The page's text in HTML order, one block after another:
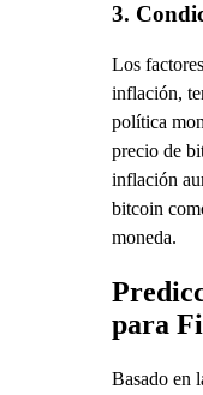
3.
Los
inflación,
política
precio de
inflación
bitcoin
moneda.
para
Basado en